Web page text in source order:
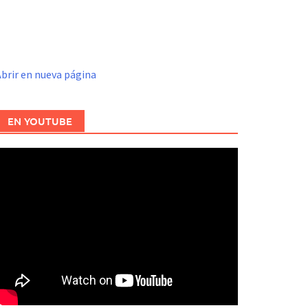
en nueva página
EN YOUTUBE